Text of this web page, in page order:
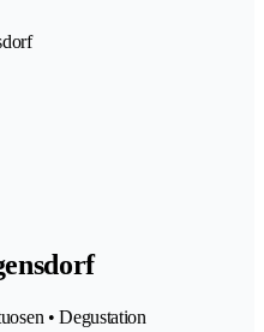
• Degustation